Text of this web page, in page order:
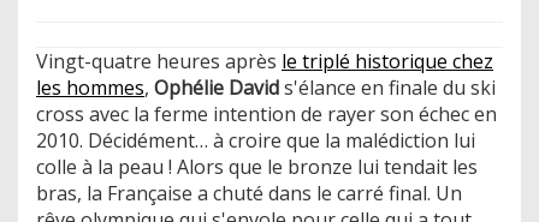
Vingt-quatre heures après le triplé historique chez
les hommes, Ophélie Davids'élance en finale du ski
cross avec la ferme intention de rayer son échec en
2010. Décidément… à croire que la malédiction lui
colle à la peau ! Alors que le bronze lui tendait les
bras, la Française a chuté dans le carré final. Un